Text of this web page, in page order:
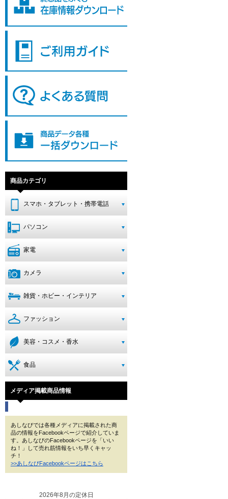
商品カテゴリ
スマホ・タブレット・携帯電話
パソコン
家電
カメラ
雑貨・ホビー・インテリア
ファッション
美容・コスメ・香水
食品
メディア掲載商品情報
あしなびでは各種メディアに掲載された商
品の情報をFacebookページで紹介していま
す。あしなびのFacebookページを「いい
ね！」して売れ筋情報をいち早くキャッ
チ！
>>あしなびFacebookページはこちら
2026年8月の定休日